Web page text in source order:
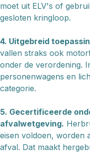
moet uit ELV's of
gesloten kringloop.
4. Uitgebreid
vallen straks ook
onder de verordening.
personenwagens en
categorie.
5. Gecertificeerde
afvalwetgeving.
eisen voldoen, worden
afval. Dat maakt